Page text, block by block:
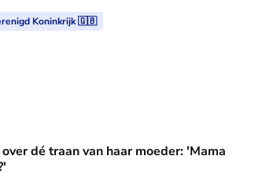
Koninkrijk 🇬🇧
haar moeder: 'Mama waarom huil je?'
dé traan van haar moeder: 'Mama